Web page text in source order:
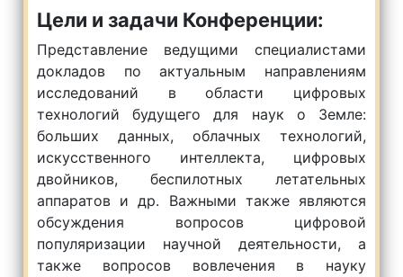
Цели и задачи Конференции:
Представление ведущими специалистами
докладов по актуальным направлениям
исследований в области цифровых
технологий будущего для наук о Земле:
больших данных, облачных технологий,
искусственного интеллекта, цифровых
двойников, беспилотных летательных
аппаратов и др. Важными также являются
обсуждения вопросов цифровой
популяризации научной деятельности, а
также вопросов вовлечения в науку